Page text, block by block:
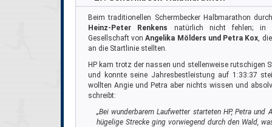
Beim traditionellen Schermbecker Halbmarathon
Heinz-Peter Renkens natürlich nicht fehlen; in
Gesellschaft vonAngelika Mölders und Petra Kox,
an die Startlinie stellten.
HP kam trotz der nassen und stellenweise rutschigen
und konnte seine Jahresbestleistung auf 1:33:37
wollten Angie und Petra aber nichts wissen und
schreibt:
„Bei wunderbarem Laufwetter starteten HP, Petra
hügelige Strecke ging vorwiegend durch den Wald,